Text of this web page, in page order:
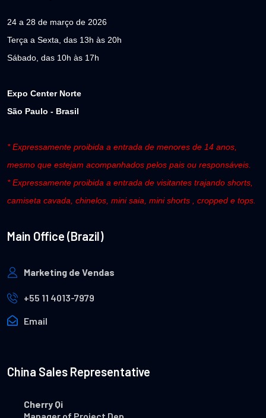
24 a 28 de março de 2026
Terça a Sexta, das 13h às 20h
Sábado, das 10h às 17h
Expo Center Norte
São Paulo - Brasil
* Expressamente proibida a entrada de menores de 14 anos,
mesmo que estejam acompanhados pelos pais ou responsáveis.
* Expressamente proibida a entrada de visitantes trajando shorts,
camiseta cavada, chinelos, mini saia, mini shorts , cropped e tops.
Main Office (Brazil)
Marketing de Vendas
+55 11 4013-7979
Email
China Sales Representative
Cherry Qi